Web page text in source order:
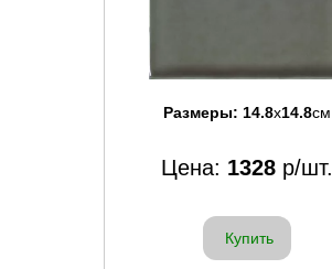
Размеры: 14.8x14.8см
Цена: 1328 р/шт.
Купить